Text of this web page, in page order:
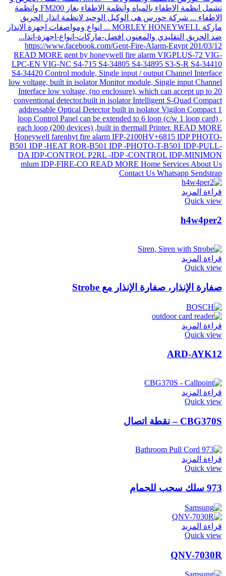
قراءة المزيد
Quick view
h4w4per2
قراءة المزيد
Quick view
صفارة الإنذار، صفارة الإنذار مع Strobe
قراءة المزيد
Quick view
ARD-AYK12
قراءة المزيد
Quick view
CBG370S – نقطة اتصال
قراءة المزيد
Quick view
973 سلك سحب للحمام
قراءة المزيد
Quick view
QNV-7030R